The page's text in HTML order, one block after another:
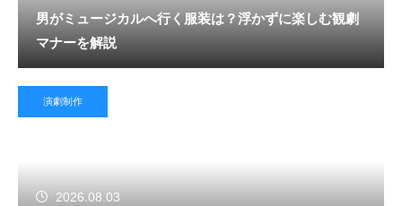
男がミュージカルへ行く服装は？浮かずに楽しむ観劇
マナーを解説
演劇制作
2026.08.03